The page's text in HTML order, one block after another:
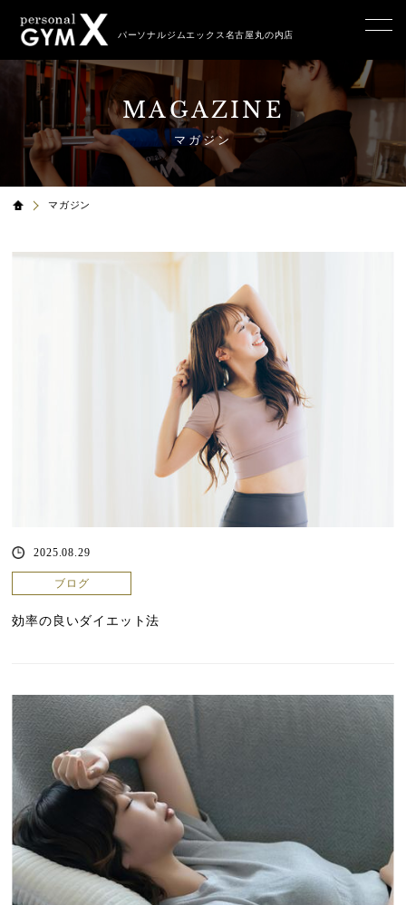
パーソナルジムエックス名古屋丸の内店
MAGAZINE
マガジン
マガジン
2025.08.29
ブログ
効率の良いダイエット法